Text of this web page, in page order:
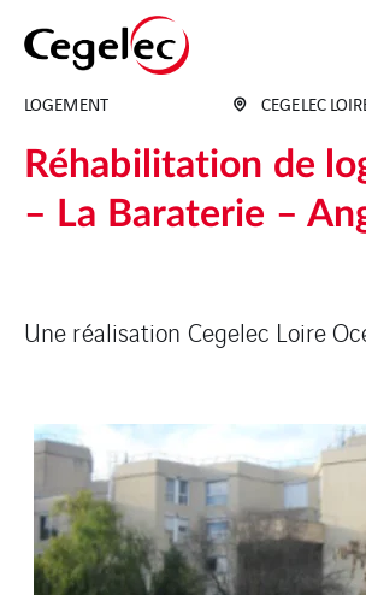
LOGEMENT CEGELEC
Réhabilitation de
– La Baraterie –
Une réalisation Cegelec Loire